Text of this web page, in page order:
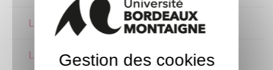
Langue écrite 2 2 crédits
Langue orale 2 2 crédits
Gestion des cookies